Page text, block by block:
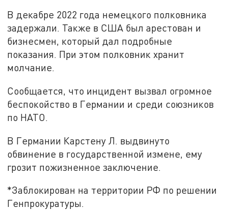
В декабре 2022 года немецкого полковника
задержали. Также в США был арестован и
бизнесмен, который дал подробные
показания. При этом полковник хранит
молчание.
Сообщается, что инцидент вызвал огромное
беспокойство в Германии и среди союзников
по НАТО.
В Германии Карстену Л. выдвинуто
обвинение в государственной измене, ему
грозит пожизненное заключение.
*Заблокирован на территории РФ по решении
Генпрокуратуры.